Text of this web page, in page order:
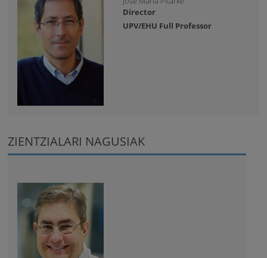
Director
UPV/EHU Full Professor
ZIENTZIALARI NAGUSIAK